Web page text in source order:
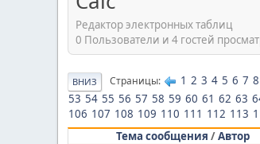
Редактор электронных таблиц
0 Пользователи и 4 гостей
ВНИЗ Страницы 1 2 3 4 5 6 7 8
53 54 55 56 57 58 59 60 61 62 63
106 107 108 109 110 111 112 113
Тема сообщения /Автор